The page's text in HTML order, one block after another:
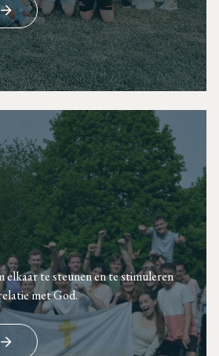
elkaar te steunen en te stimuleren
met God.